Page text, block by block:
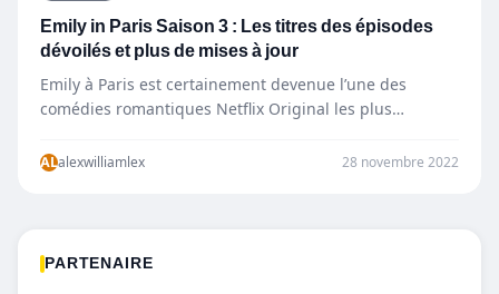
Emily in Paris Saison 3 : Les titres des épisodes
dévoilés et plus de mises à jour
Emily à Paris est certainement devenue l’une des
comédies romantiques Netflix Original les plus
ALalexwilliamlex 28 novembre 2022
PARTENAIRE